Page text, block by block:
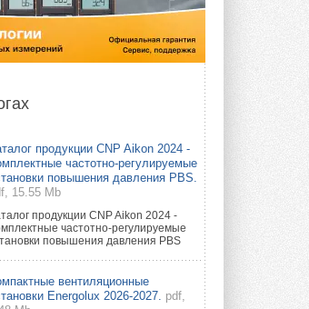
продукции CNP Aikon 2024 -
частотно-регулируемые
повышения давления PBS.
15.55 Mb
продукции CNP Aikon 2024 -
частотно-регулируемые
повышения давления PBS
вентиляционные
Energolux 2026-2027. pdf,